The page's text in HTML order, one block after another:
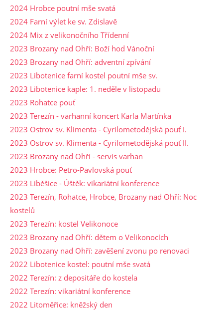
2024 Hrobce poutní mše svatá
2024 Farní výlet ke sv. Zdislavě
2024 Mix z velikonočního Třídenní
2023 Brozany nad Ohří: Boží hod Vánoční
2023 Brozany nad Ohří: adventní zpívání
2023 Libotenice farní kostel poutní mše sv.
2023 Libotenice kaple: 1. neděle v listopadu
2023 Rohatce pouť
2023 Terezín - varhanní koncert Karla Martínka
2023 Ostrov sv. Klimenta - Cyrilometodějská pouť I.
2023 Ostrov sv. Klimenta - Cyrilometodějská pouť II.
2023 Brozany nad Ohří - servis varhan
2023 Hrobce: Petro-Pavlovská pouť
2023 Liběšice - Úštěk: vikariátní konference
2023 Terezín, Rohatce, Hrobce, Brozany nad Ohří: Noc
kostelů
2023 Terezín: kostel Velikonoce
2023 Brozany nad Ohří: dětem o Velikonocích
2023 Brozany nad Ohří: zavěšení zvonu po renovaci
2022 Libotenice kostel: poutní mše svatá
2022 Terezín: z depositáře do kostela
2022 Terezín: vikariátní konference
2022 Litoměřice: kněžský den